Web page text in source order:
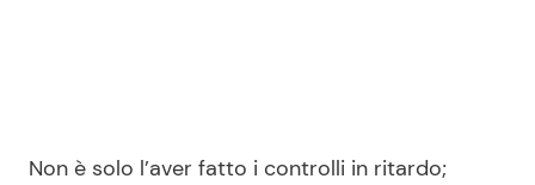
Non è solo l’aver fatto i controlli in ritardo;